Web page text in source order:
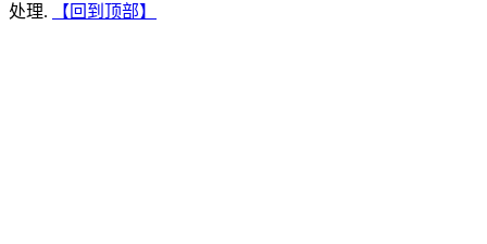
处理.
【回到顶部】